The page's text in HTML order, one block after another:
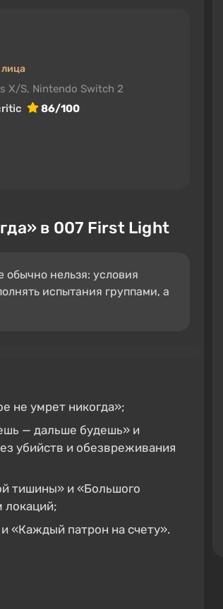
лица
X/S, Nintendo Switch 2
86/100
в 007 First Light
обычно нельзя: условия
испытания группами, а
не умрет никогда»;
— дальше будешь» и
убийств и обезвреживания
тишины» и «Большого
локаций;
«Каждый патрон на счету».